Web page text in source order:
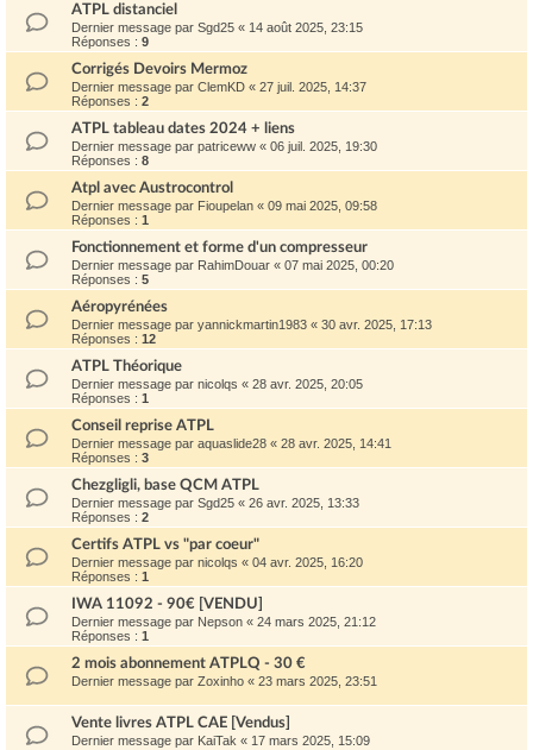
ATPL distanciel
Dernier message par Sgd25 « 14 août 2025, 23:15
Réponses : 9
Corrigés Devoirs Mermoz
Dernier message par ClemKD « 27 juil. 2025, 14:37
Réponses : 2
ATPL tableau dates 2024 + liens
Dernier message par patriceww « 06 juil. 2025, 19:30
Réponses : 8
Atpl avec Austrocontrol
Dernier message par Fioupelan « 09 mai 2025, 09:58
Réponses : 1
Fonctionnement et forme d'un compresseur
Dernier message par RahimDouar « 07 mai 2025, 00:20
Réponses : 5
Aéropyrénées
Dernier message par yannickmartin1983 « 30 avr. 2025, 17:13
Réponses : 12
ATPL Théorique
Dernier message par nicolqs « 28 avr. 2025, 20:05
Réponses : 1
Conseil reprise ATPL
Dernier message par aquaslide28 « 28 avr. 2025, 14:41
Réponses : 3
Chezgligli, base QCM ATPL
Dernier message par Sgd25 « 26 avr. 2025, 13:33
Réponses : 2
Certifs ATPL vs "par coeur"
Dernier message par nicolqs « 04 avr. 2025, 16:20
Réponses : 1
IWA 11092 - 90€ [VENDU]
Dernier message par Nepson « 24 mars 2025, 21:12
Réponses : 1
2 mois abonnement ATPLQ - 30 €
Dernier message par Zoxinho « 23 mars 2025, 23:51
Vente livres ATPL CAE [Vendus]
Dernier message par KaiTak « 17 mars 2025, 15:09